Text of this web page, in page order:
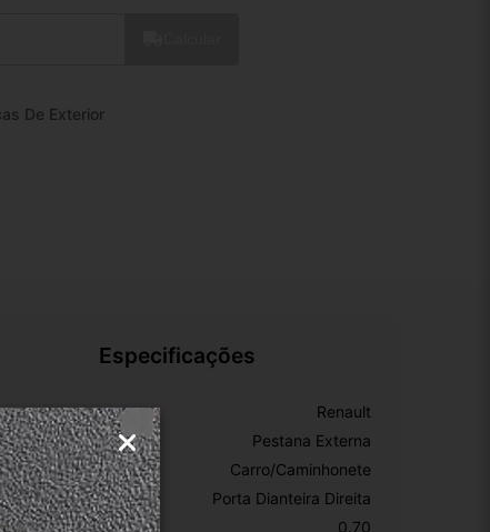
De Exterior
Especificações
Renault
De Peça: Pestana Externa
De Veículo: Carro/Caminhonete
De Colocação: Porta Dianteira Direita
0.70